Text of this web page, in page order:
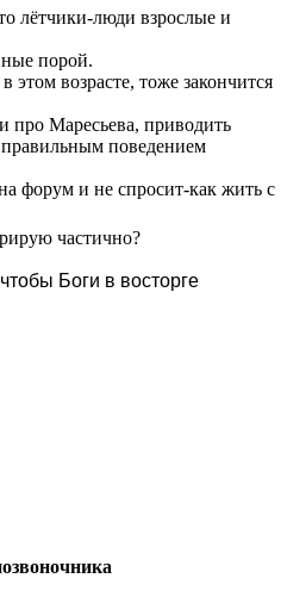
лётчики-люди взрослые и
порой.
этом возрасте, тоже закончится
про Маресьева, приводить
поведением
форум и не спросит-как жить с
частично?
Боги в восторге